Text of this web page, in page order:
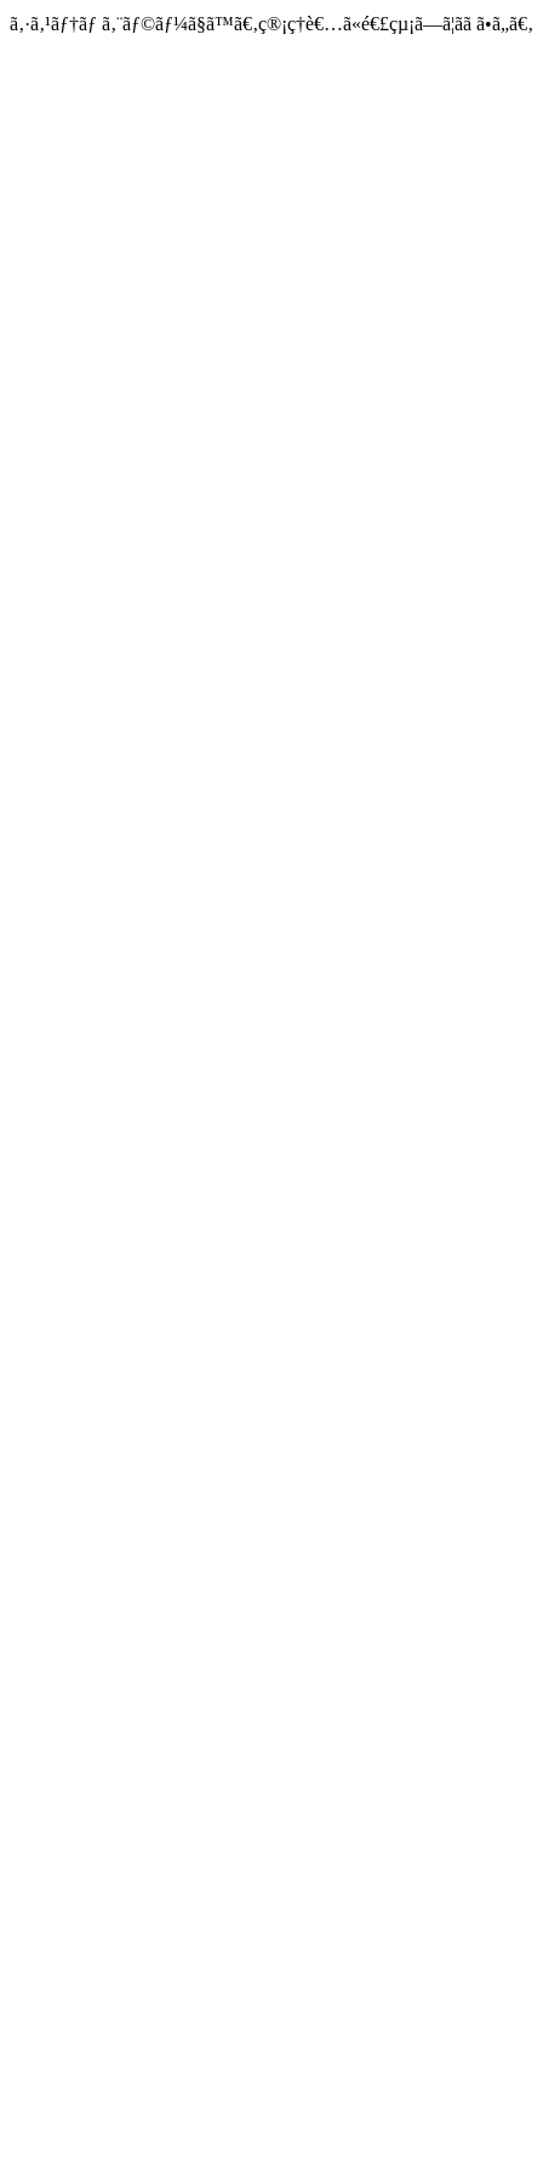
ã‚·ã‚¹ãƒ†ãƒ ã‚¨ãƒ©ãƒ¼ã§ã™ã€‚ç®¡ç†è€…ã«é€£çµ¡ã—ã¦ãã ã•ã„ã€‚